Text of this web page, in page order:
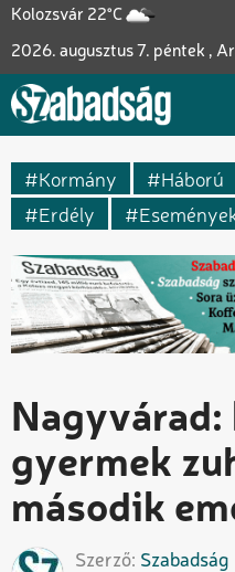
Ugrás
tartalomra
Kolozsvár 22°C
2026. augusztus 7. péntek ,
Kormány Háború
Erdély
Nagyvárad:
gyermek
második
Szerző Szabadság